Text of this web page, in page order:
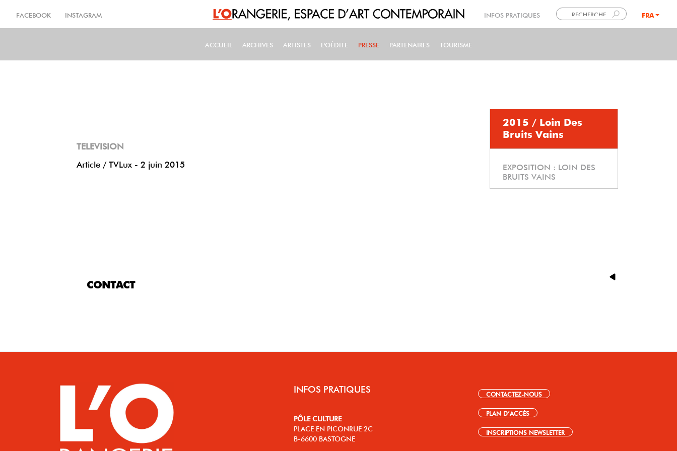
FACEBOOK INSTAGRAM INFOS PRATIQUES FRA
MAIN NAVIGATION
ACCUEIL ARCHIVES ARTISTES L'OÉDITE PRESSE PARTENAIRES TOURISME
TELEVISION
Article / TVLux - 2 juin 2015
2015 / Loin Des
Bruits Vains
EXPOSITION : LOIN DES
BRUITS VAINS
CONTACT
INFOS PRATIQUES
PÔLE CULTURE
PLACE EN PICONRUE 2C
B-6600 BASTOGNE
CONTACTEZ-NOUS
PLAN D’ACCÈS
INSCRIPTIONS NEWSLETTER